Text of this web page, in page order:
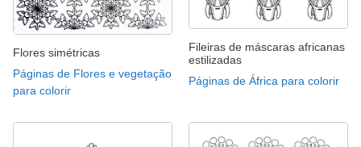
Flores simétricas
Páginas de Flores e vegetação
para colorir
Fileiras de máscaras africanas
estilizadas
Páginas de África para colorir